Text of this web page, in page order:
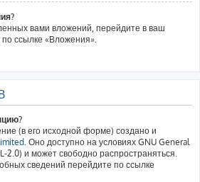
вами вложений, перейдите в ваш
ссылке «Вложения».
(в его исходной форме) создано и
. Оно доступно на условиях GNU General
2.0) и может свободно распространяться.
сведений перейдите по ссылке